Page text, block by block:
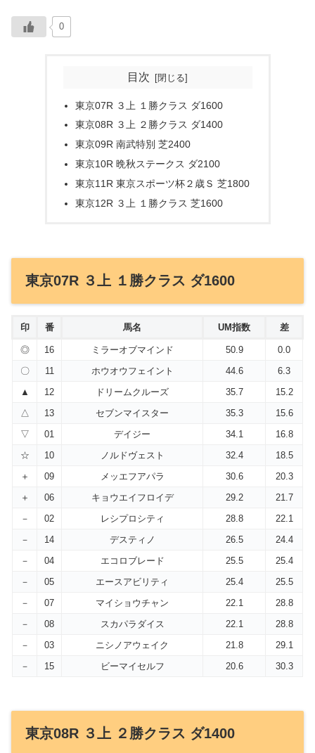
0
目次
東京07R ３上 １勝クラス ダ1600
東京08R ３上 ２勝クラス ダ1400
東京09R 南武特別 芝2400
東京10R 晩秋ステークス ダ2100
東京11R 東京スポーツ杯２歳Ｓ 芝1800
東京12R ３上 １勝クラス 芝1600
東京07R ３上 １勝クラス ダ1600
印 番 馬名 UM指数 差
◎ 16 ミラーオブマインド 50.9
0.0
〇
11 ホウオウフェイント 44.6
6.3
▲
12 ドリームクルーズ 35.7
15.2
△
13 セブンマイスター 35.3
15.6
▽
01 デイジー 34.1
16.8
☆
10 ノルドヴェスト 32.4
18.5
＋
09 メッエフアパラ 30.6
20.3
＋
06 キョウエイフロイデ 29.2
21.7
－
02 レシプロシティ 28.8
22.1
－
14 デスティノ 26.5
24.4
－
04 エコロブレード 25.5
25.4
－
05 エースアビリティ 25.4
25.5
－
07 マイショウチャン 22.1
28.8
－
08 スカパラダイス 22.1
28.8
－
03 ニシノアウェイク 21.8
29.1
－
15 ビーマイセルフ 20.6 30.3
東京08R ３上 ２勝クラス ダ1400